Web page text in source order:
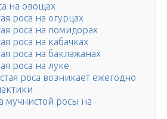
на овощах
роса на огурцах
роса на помидорах
роса на кабачках
роса на баклажанах
роса на луке
роса возникает ежегодно
мучнистой росы на